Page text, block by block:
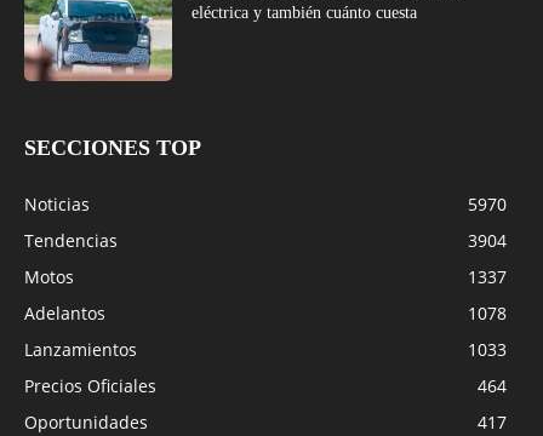
eléctrica y también cuánto cuesta
SECCIONES TOP
Noticias
5970
Tendencias
3904
Motos
1337
Adelantos
1078
Lanzamientos
1033
Precios Oficiales
464
Oportunidades
417